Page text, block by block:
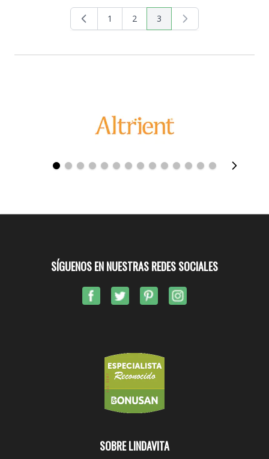
Página
1 Página
2 Actualmente estás leyendo
3
SOBRE LINDAVITA
SÍGUENOS EN NUESTRAS REDES SOCIALES